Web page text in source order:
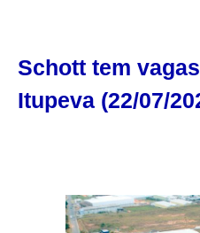
Schott tem
Itupeva (22/07/